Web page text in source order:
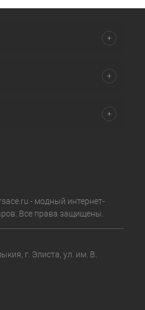
- модный интернет-
Все права защищены.
г. Элиста, ул. им. В.